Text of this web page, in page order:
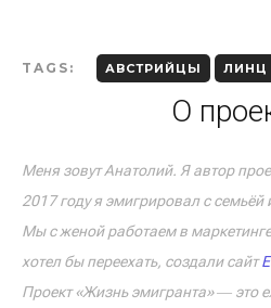
TAGS: АВСТРИЙЦЫ ЛИНЦ
О
Меня зовут Анатолий. Я автор
2017 году я эмигрировал с
Мы с женой работаем в
хотел бы переехать, создали сайт
Проект «Жизнь эмигранта» ― это